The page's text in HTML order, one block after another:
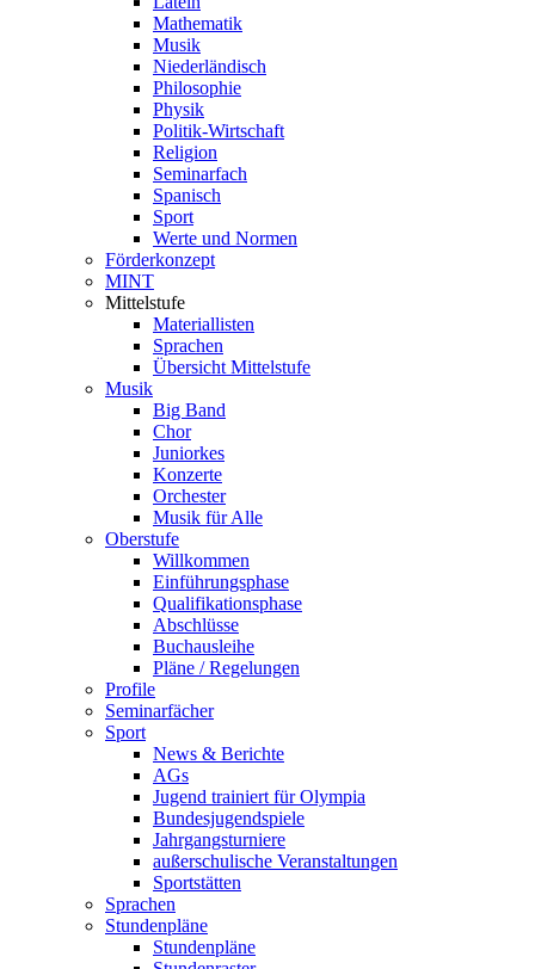
Mathematik
Musik
Niederländisch
Philosophie
Physik
Politik-Wirtschaft
Religion
Seminarfach
Spanisch
Sport
Werte und Normen
Förderkonzept
MINT
Mittelstufe
Materiallisten
Sprachen
Übersicht Mittelstufe
Musik
Big Band
Chor
Juniorkes
Konzerte
Orchester
Musik für Alle
Oberstufe
Willkommen
Einführungsphase
Qualifikationsphase
Abschlüsse
Buchausleihe
Pläne / Regelungen
Profile
Seminarfächer
Sport
News & Berichte
AGs
Jugend trainiert für Olympia
Bundesjugendspiele
Jahrgangsturniere
außerschulische Veranstaltungen
Sportstätten
Sprachen
Stundenpläne
Stundenpläne